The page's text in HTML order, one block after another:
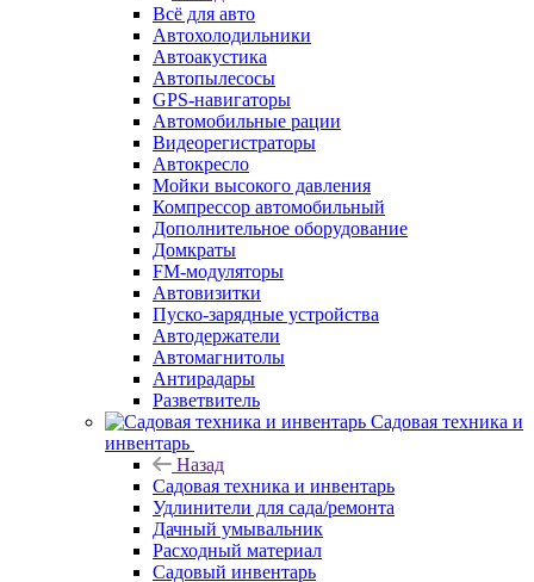
Всё для авто
Автохолодильники
Автоакустика
Автопылесосы
GPS-навигаторы
Автомобильные рации
Видеорегистраторы
Автокресло
Мойки высокого давления
Компрессор автомобильный
Дополнительное оборудование
Домкраты
FM-модуляторы
Автовизитки
Пуско-зарядные устройства
Автодержатели
Автомагнитолы
Антирадары
Разветвитель
Садовая техника и
инвентарь
Назад
Садовая техника и инвентарь
Удлинители для сада/ремонта
Дачный умывальник
Расходный материал
Садовый инвентарь